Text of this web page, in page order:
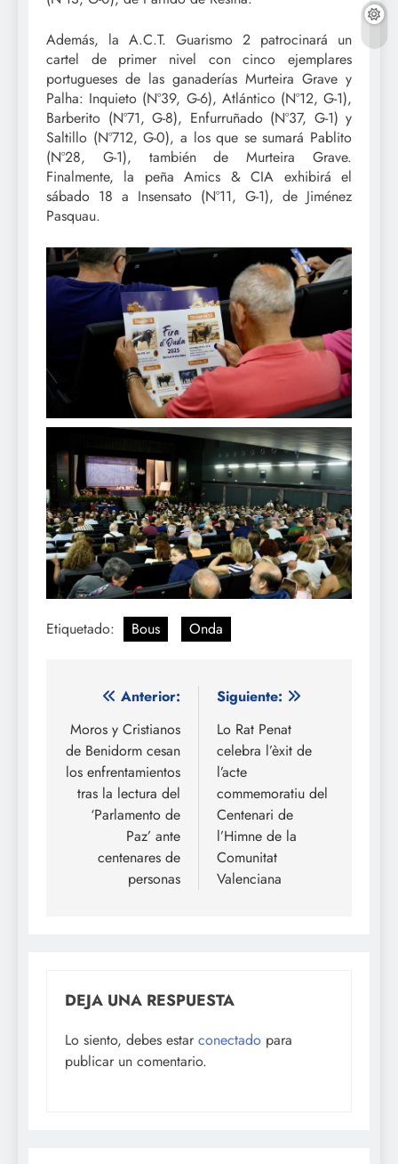
Además, la A.C.T. Guarismo 2 patrocinará un
cartel de primer nivel con cinco ejemplares
portugueses de las ganaderías Murteira Grave y
Palha: Inquieto (Nº39, G-6), Atlántico (Nº12, G-1),
Barberito (Nº71, G-8), Enfurruñado (Nº37, G-1) y
Saltillo (Nº712, G-0), a los que se sumará Pablito
(Nº28, G-1), también de Murteira Grave.
Finalmente, la peña Amics & CIA exhibirá el
sábado 18 a Insensato (Nº11, G-1), de Jiménez
Pasquau.
Etiquetado: Bous Onda
Navegación
de
entradas
Anterior:
Moros y Cristianos
de Benidorm cesan
los enfrentamientos
tras la lectura del
‘Parlamento de
Paz’ ante
centenares de
personas
Siguiente:
Lo Rat Penat
celebra l’èxit de
l’acte
commemoratiu del
Centenari de
l’Himne de la
Comunitat
Valenciana
DEJA UNA RESPUESTA
Lo siento, debes estar conectado para
publicar un comentario.